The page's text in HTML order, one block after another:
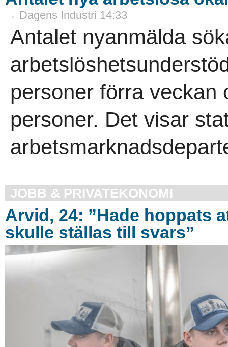
→ Dagens Industri 14:33
Antalet nyanmälda
personer förra veckan
personer. Det visar
JOBB & PRIVATEKONOMI
Arvid, 24: ”Hade hoppats
skulle ställas till svars”